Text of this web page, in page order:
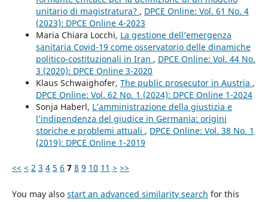
unitario di magistratura? , DPCE Online: Vol. 61 No. 4
(2023): DPCE Online 4-2023
Maria Chiara Locchi, La gestione dell’emergenza
sanitaria Covid-19 come osservatorio delle dinamiche
politico-costituzionali in Iran , DPCE Online: Vol. 44 No.
3 (2020): DPCE Online 3-2020
Klaus Schwaighofer, The public prosecutor in Austria ,
DPCE Online: Vol. 62 No. 1 (2024): DPCE Online 1-2024
Sonja Haberl, L’amministrazione della giustizia e
l’indipendenza del giudice in Germania: origini
storiche e problemi attuali , DPCE Online: Vol. 38 No. 1
(2019): DPCE Online 1-2019
<< < 2 3 4 5 6 7 8 9 10 11 > >>
You may also start an advanced similarity search for this